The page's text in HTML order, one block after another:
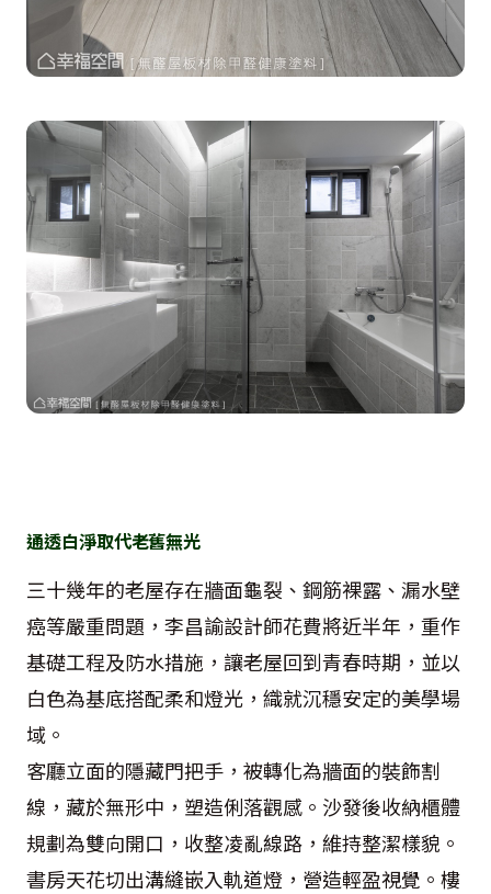
通透白淨取代老舊無光
三十幾年的老屋存在牆面龜裂、鋼筋裸露、漏水壁
癌等嚴重問題，李昌諭設計師花費將近半年，重作
基礎工程及防水措施，讓老屋回到青春時期，並以
白色為基底搭配柔和燈光，織就沉穩安定的美學場
域。
客廳立面的隱藏門把手，被轉化為牆面的裝飾割
線，藏於無形中，塑造俐落觀感。沙發後收納櫃體
規劃為雙向開口，收整凌亂線路，維持整潔樣貌。
書房天花切出溝縫嵌入軌道燈，營造輕盈視覺。樓